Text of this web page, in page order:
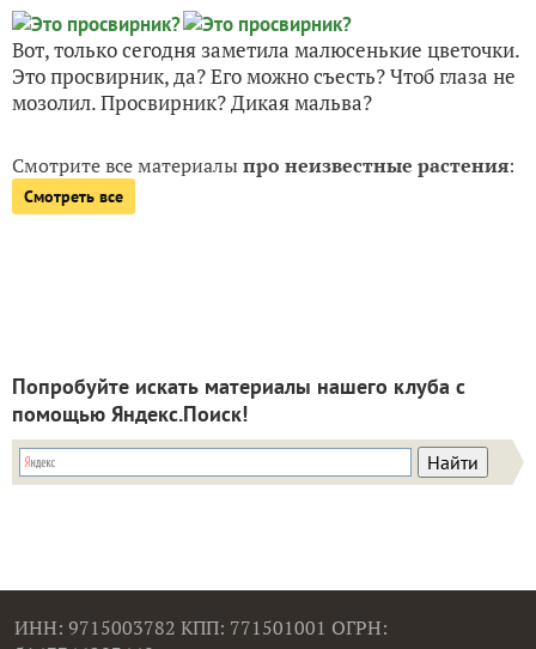
Вот, только сегодня заметила малюсенькие цветочки.
Это просвирник, да? Его можно съесть? Чтоб глаза не
мозолил. Просвирник? Дикая мальва?
Смотрите все материалыпро неизвестные растения:
Смотреть все
Попробуйте искать материалы нашего клуба с
помощью Яндекс.Поиск!
ИНН: 9715003782 КПП: 771501001 ОГРН: